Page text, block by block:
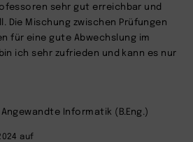
sehr gut erreichbar und
Die Mischung zwischen Prüfungen
für eine gute Abwechslung im
ich sehr zufrieden und kann es nur
Informatik (B.Eng.)
auf